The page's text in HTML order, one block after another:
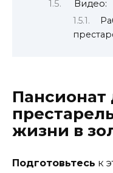
Видео:
Пансионат
жизни в
Подготовьтесь к